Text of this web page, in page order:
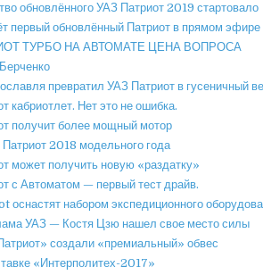
обновлённого УАЗ Патриот 2019 стартовало
первый обновлённый Патриот в прямом эфире
ТУРБО НА АВТОМАТЕ ЦЕНА ВОПРОСА
превратил УАЗ Патриот в гусеничный
кабриотлет. Нет это не ошибка.
получит более мощный мотор
2018 модельного года
может получить новую «раздатку»
с Автоматом — первый тест драйв.
оснастят набором экспедиционного
УАЗ — Костя Цзю нашел свое место силы
создали «премиальный» обвес
«Интерполитех-2017»